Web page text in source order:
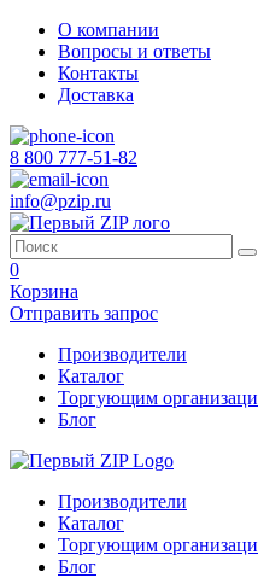
О компании
Вопросы и ответы
Контакты
Доставка
8 800 777-51-82
info@pzip.ru
0
Корзина
Отправить запрос
Производители
Каталог
Торгующим
Блог
Производители
Каталог
Торгующим
Блог